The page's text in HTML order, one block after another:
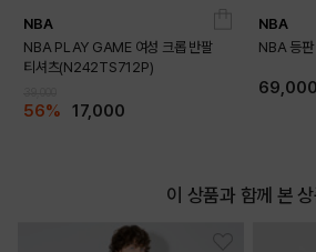
NBA
NBA PLAY GAME 여성 크롭 반팔
티셔츠(N242TS712P)
56% 17,000
NBA
NBA 등판
69,000
이 상품과 함께 본